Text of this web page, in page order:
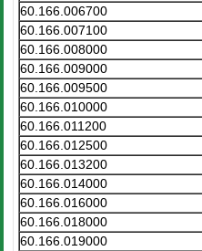
60.166.006700
60.166.007100
60.166.008000
60.166.009000
60.166.009500
60.166.010000
60.166.011200
60.166.012500
60.166.013200
60.166.014000
60.166.016000
60.166.018000
60.166.019000